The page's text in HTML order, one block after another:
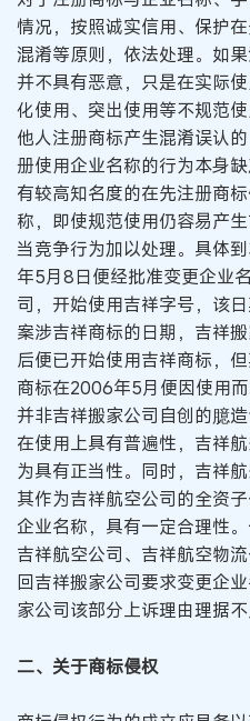
情况，按照诚实信用、保护
混淆等原则，依法处理。如
并不具有恶意，只是在实际
化使用、突出使用等不规范
他人注册商标产生混淆误认
册使用企业名称的行为本身
有较高知名度的在先注册商
称，即使规范使用仍容易产
当竞争行为加以处理。具体
年5月8日便经批准变更企业
司，开始使用吉祥字号，该
案涉吉祥商标的日期，吉祥
后便已开始使用吉祥商标，
商标在2006年5月便因使用
并非吉祥搬家公司自创的臆
在使用上具有普遍性，吉祥
为具有正当性。同时，吉祥
其作为吉祥航空公司的全资
企业名称，具有一定合理性
吉祥航空公司、吉祥航空物
回吉祥搬家公司要求变更企
家公司该部分上诉理由理据不
二、关于商标侵权